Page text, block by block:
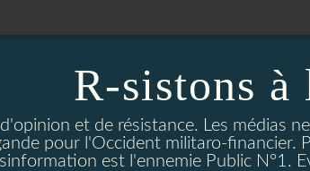
R-sistons
et de résistance. Les médias
pour l'Occident militaro-financier.
est l'ennemie Public N°1.